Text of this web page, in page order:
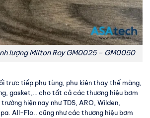
lượng Milton Roy GM0025 – GM0050
trực tiếp phụ tùng, phụ kiện thay thế màng,
gasket,… cho tất cả các thương hiệu bơm
hiện nay như TDS, ARO, Wilden,
All-Flo.. cũng như các thương hiệu bơm